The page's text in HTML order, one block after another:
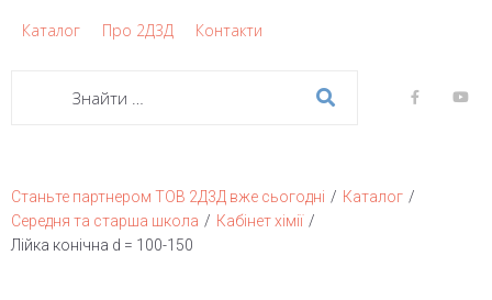
Каталог Про 2Д3Д Контакти
Станьте партнером ТОВ 2Д3Д вже сьогодні / Каталог /
Середня та старша школа / Кабінет хімії /
Лійка конічна d = 100-150